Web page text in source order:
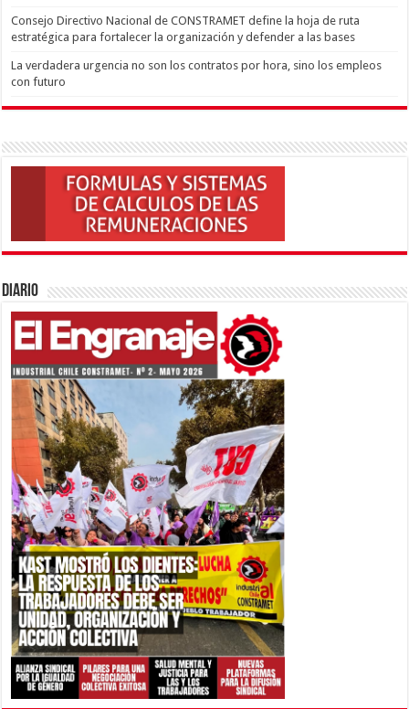
Consejo Directivo Nacional de CONSTRAMET define la hoja de ruta
estratégica para fortalecer la organización y defender a las bases
La verdadera urgencia no son los contratos por hora, sino los empleos
con futuro
Diario